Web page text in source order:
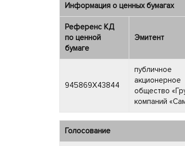
Информация о ценных бумагах
Референс КД
по ценной
бумаге
Эмитент
945869X43844
публичное
акционерное
общество
компаний
Голосование